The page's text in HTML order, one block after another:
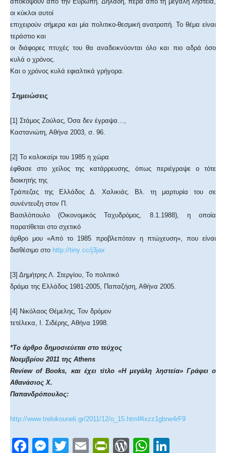
οι κύκλοι αυτοί
επιχειρούν σήμερα και μία πολιτικο-θεσμική ανατροπή. Το θέμα είναι
τεράστιο και
οι διάφορες πτυχές του θα αναδεικνύονται όλο και πιο αδρά όσο
κυλά ο χρόνος.
Και ο χρόνος κυλά εφιαλτικά γρήγορα.
Σημειώσεις
[1] Στάμος Ζούλας, Όσα δεν έγραψα…,
Καστανιώτη, Αθήνα 2003, σ. 96.
[2] Το καλοκαίρι του 1985 η χώρα
έφθασε στο χείλος της κατάρρευσης, όπως περιέγραψε ο τότε
διοικητής της
Τράπεζας της Ελλάδος Δ. Χαλικιάς. Βλ. τη μαρτυρία του σε
συνέντευξη στον Π.
Βασιλόπουλο (Οικονομικός Ταχυδρόμος, 8.1.1988), η οποία
παρατίθεται στο σχετικό
άρθρο μου «Από το 1985 προβλεπόταν η πτώχευση», που είναι
διαθέσιμο στο http://tiny.cc/j3jax
[3] Δημήτρης Λ. Στεργίου, Το πολιτικό
δράμα της Ελλάδος 1981-2005, Παπαζήση, Αθήνα 2005.
[4] Νικόλαος Θέμελης, Τον δρόμον
τετέλεκα, Ι. Σιδέρης, Αθήνα 1998.
*Το άρθρο δημοσιεύεται στο τεύχος
Νοεμβρίου 2011 της Athens
Review of Books, και έχει τίτλο «Η μεγάλη ληστεία» Γράφει ο
Αθανάσιος Χ.
Παπανδρόπουλος:
http://www.trelokouneli.gr/2011/12/o _15. html #ixzz1gbne4rF9
F
M
T
E
Pr W
W